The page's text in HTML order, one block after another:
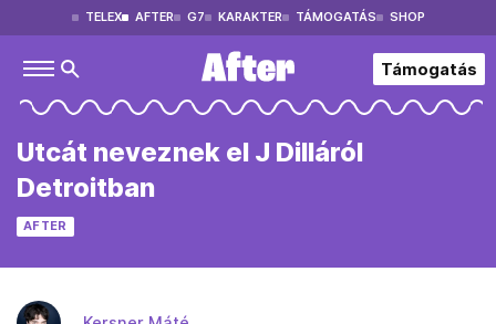
TELEX AFTER G7 KARAKTER TÁMOGATÁS SHOP
Támogatás
Utcát neveznek el J Dilláról
Detroitban
AFTER